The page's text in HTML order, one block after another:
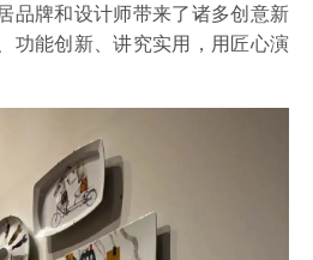
品牌和设计师带来了诸多创意新
功能创新、讲究实用，用匠心演